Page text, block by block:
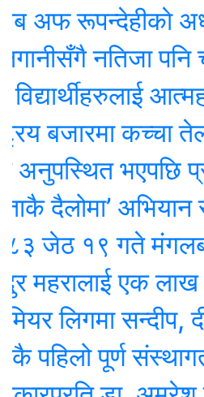
रूपन्देहीकाे
नतिजा पनि
बजारमा कच्चा
भएपछि
अभियान
१९ गते मंगलबार:
एक लाख
लिगमा सन्दीप,
पूर्ण संस्थागत